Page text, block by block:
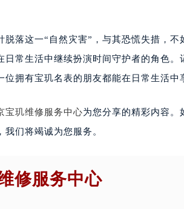
脱落这一“自然灾害”，与其恐慌失措，
日常生活中继续扮演时间守护者的角色
位拥有宝玑名表的朋友都能在日常生活中
宝玑维修服务中心为您分享的精彩内容
我们将竭诚为您服务。
修服务中心